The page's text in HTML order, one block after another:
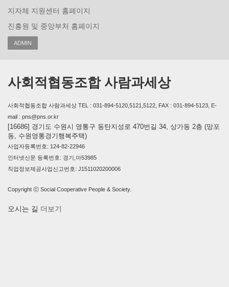
지자체 지원센터 홈페이지
진흥원 및 중앙부처 홈페이지
ADMIN
사회적협동조합 사람과세상
사회적협동조합 사람과세상 TEL : 031-894-5120,5121,5122, FAX : 031-894-5123, E-
mail : pns@pns.or.kr
[16686] 경기도 수원시 영통구 동탄지성로 470번길 34, 상가동 2층 (망포
동, 수원영통경기행복주택)
사업자등록번호: 124-82-22946
인터넷신문 등록번호: 경기,아53985
직업정보제공사업신고번호: J1511020200006
Copyright ⓒ Social Cooperative People & Society.
오시는 길 더보기